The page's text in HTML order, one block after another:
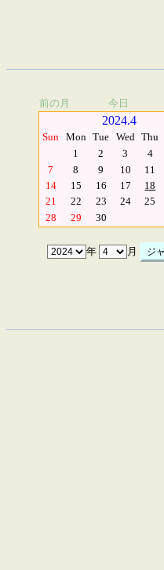
前の月 今日
2024.4
Sun Mon Tue Wed Thu
1
2 3 4
7
8 9 10 11
14
15 16 17 18
21
22 23 24 25
28
29 30
年 月